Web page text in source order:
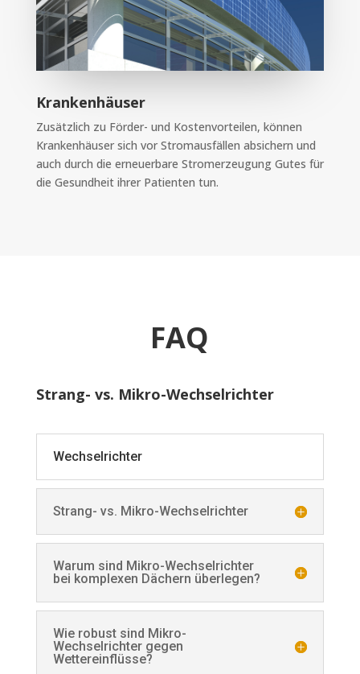
Krankenhäuser
Zusätzlich zu Förder- und Kostenvorteilen, können
Krankenhäuser sich vor Stromausfällen absichern und
auch durch die erneuerbare Stromerzeugung Gutes für
die Gesundheit ihrer Patienten tun.
FAQ
Strang- vs. Mikro-Wechselrichter
Wechselrichter
Strang- vs. Mikro-Wechselrichter
Warum sind Mikro-Wechselrichter
bei komplexen Dächern überlegen?
Wie robust sind Mikro-
Wechselrichter gegen
Wettereinflüsse?